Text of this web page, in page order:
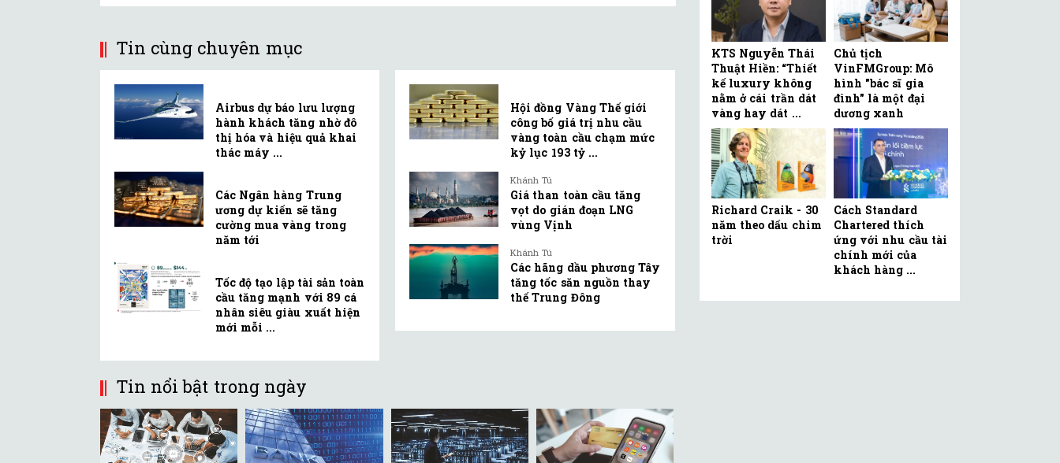
Tin cùng chuyên mục
Airbus dự báo lưu lượng
hành khách tăng nhờ đô
thị hóa và hiệu quả khai
thác máy ...
Các Ngân hàng Trung
ương dự kiến sẽ tăng
cường mua vàng trong
năm tới
Tốc độ tạo lập tài sản toàn
cầu tăng mạnh với 89 cá
nhân siêu giàu xuất hiện
mới mỗi ...
Hội đồng Vàng Thế giới
công bố giá trị nhu cầu
vàng toàn cầu chạm mức
kỷ lục 193 tỷ ...
Khánh Tú
Giá than toàn cầu tăng
vọt do gián đoạn LNG
vùng Vịnh
Khánh Tú
Các hãng dầu phương Tây
tăng tốc săn nguồn thay
thế Trung Đông
Tin nổi bật trong ngày
KTS Nguyễn Thái
Thuật Hiền: “Thiết
kế luxury không
nằm ở cái trần dát
vàng hay dát ...
Chủ tịch
VinFMGroup: Mô
hình "bác sĩ gia
đình" là một đại
dương xanh
Richard Craik - 30
năm theo dấu chim
trời
Cách Standard
Chartered thích
ứng với nhu cầu tài
chính mới của
khách hàng ...